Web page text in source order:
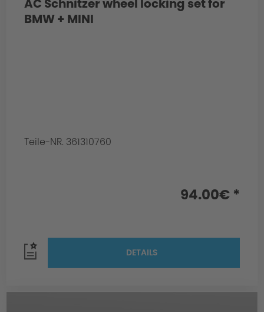
AC Schnitzer wheel locking set for
BMW + MINI
Teile-NR. 361310760
94.00€ *
DETAILS